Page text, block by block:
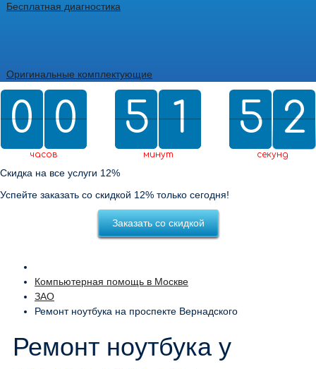
Бесплатная диагностика
Оригинальные комплектующие
0
0 0
0
часов
5
5 2
1
1
2
минут
0
5
5
0 2
1
1
2
секунд
Скидка на все услуги 12%
Успейте заказать со скидкой 12% только сегодня!
Заказать со скидкой
Компьютерная помощь в Москве
ЗАО
Ремонт ноутбука на проспекте Вернадского
Ремонт ноутбука у